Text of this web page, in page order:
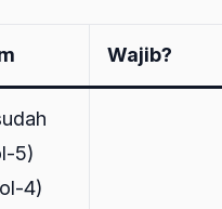
Wajib?
5)
4)